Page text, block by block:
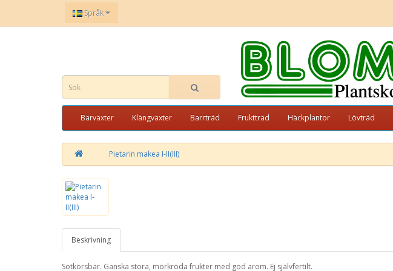
Språk
Bärväxter Klängväxter Barrträd Fruktträd Häckplantor Lövträd
Pietarin makea I-II(III)
Beskrivning
Sötkörsbär. Ganska stora, mörkröda frukter med god arom. Ej självfertilt.